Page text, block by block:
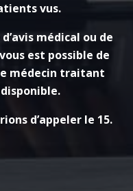
vus.
médical ou de
est possible de
médecin traitant
d’appeler le 15.